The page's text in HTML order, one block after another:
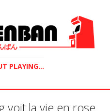
PLAYING...
voit la vie en rose